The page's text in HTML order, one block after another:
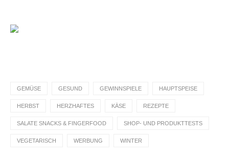
GEMÜSE GESUND GEWINNSPIELE HAUPTSPEISE
HERBST HERZHAFTES KÄSE REZEPTE
SALATE SNACKS & FINGERFOOD SHOP- UND PRODUKTTESTS
VEGETARISCH WERBUNG WINTER